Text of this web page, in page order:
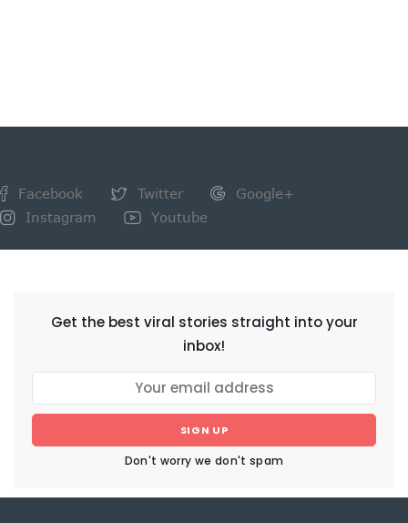
Facebook Twitter
Google+
Instagram
Youtube
Get the best viral stories straight into your
inbox!
SIGN UP
Don't worry we don't spam